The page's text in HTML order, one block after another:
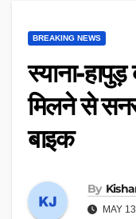
BREAKING NEWS
स्याना-
मिलने से
बाइक
By
MAY